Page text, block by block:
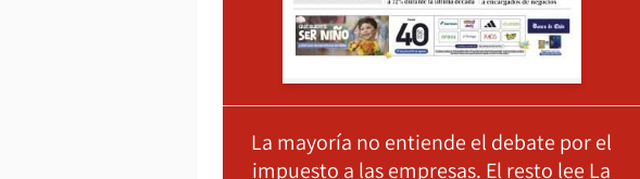
La mayoría no entiende el debate por el
impuesto a las empresas. El resto lee La